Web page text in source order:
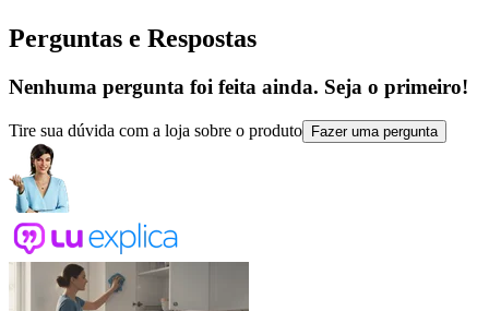
Perguntas e Respostas
Nenhuma pergunta foi feita ainda. Seja o primeiro!
Tire sua dúvida com a loja sobre o produto Fazer uma pergunta